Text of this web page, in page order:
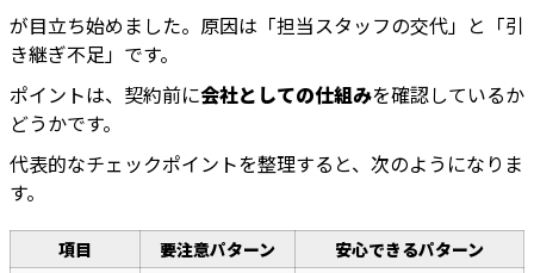
が目立ち始めました。原因は「担当スタッフの交代」と「引
き継ぎ不足」です。
ポイントは、契約前に会社としての仕組みを確認しているか
どうかです。
代表的なチェックポイントを整理すると、次のようになりま
す。
項目 要注意パターン
安心できるパターン